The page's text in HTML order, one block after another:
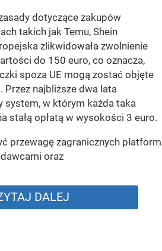
dotyczące zakupów
takich jak Temu, Shein
zlikwidowała zwolnienie
do 150 euro, co oznacza,
spoza UE mogą zostać objęte
najbliższe dwa lata
system, w którym każda taka
stałą opłatą w wysokości 3 euro.
przewagę zagranicznych platform
oraz
DALEJ